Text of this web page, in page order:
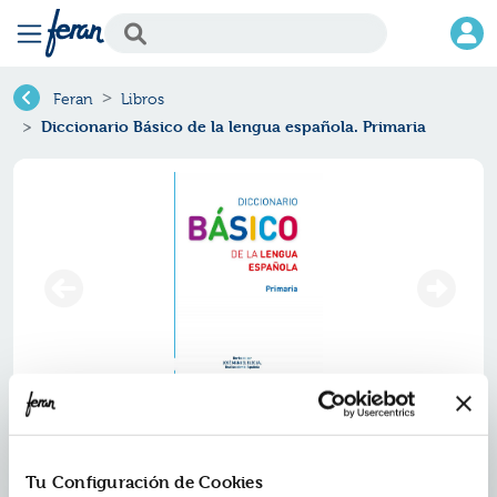
Tu Configuración de Cookies
Feran Libros
Diccionario Básico de la lengua española. Primaria